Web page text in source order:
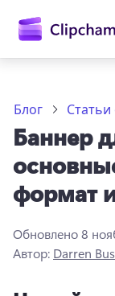
содержимому
Войти
Блог Статьи
Баннер
формат
Обновлено8
Автор: Darren